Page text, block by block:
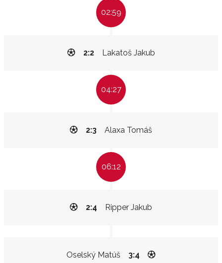
02:59
Lakatoš Jakub
2:2
04:27
Alaxa Tomáš
2:3
06:12
Ripper Jakub
2:4
Oselský Matúš 3:4